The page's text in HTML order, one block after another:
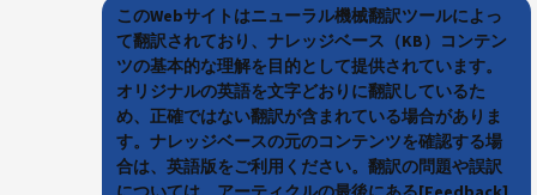
このWebサイトはニューラル機械翻訳ツールによっ
て翻訳されており、ナレッジベース（KB）コンテン
ツの基本的な理解を目的として提供されています。
オリジナルの英語を文字どおりに翻訳しているた
め、正確ではない翻訳が含まれている場合がありま
す。ナレッジベースの元のコンテンツを確認する場
合は、英語版をご利用ください。翻訳の問題や誤訳